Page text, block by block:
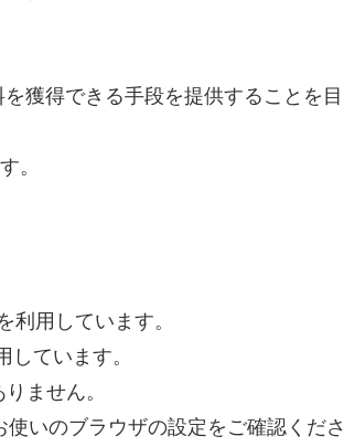
獲得できる手段を提供することを
。
用しています。
ています。
ません。
いのブラウザの設定をご確認くださ